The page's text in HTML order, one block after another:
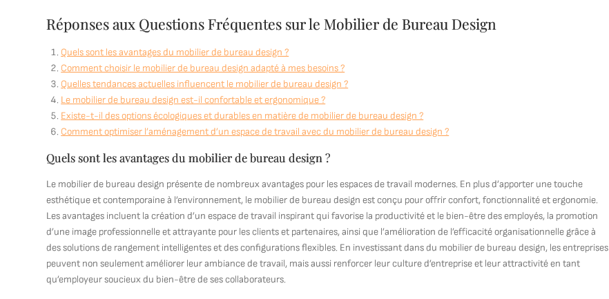
Réponses aux Questions Fréquentes sur le Mobilier de Bureau Design
Quels sont les avantages du mobilier de bureau design ?
Comment choisir le mobilier de bureau design adapté à mes besoins ?
Quelles tendances actuelles influencent le mobilier de bureau design ?
Le mobilier de bureau design est-il confortable et ergonomique ?
Existe-t-il des options écologiques et durables en matière de mobilier de bureau design ?
Comment optimiser l’aménagement d’un espace de travail avec du mobilier de bureau design ?
Quels sont les avantages du mobilier de bureau design ?
Le mobilier de bureau design présente de nombreux avantages pour les espaces de travail modernes. En plus d’apporter une touche
esthétique et contemporaine à l’environnement, le mobilier de bureau design est conçu pour offrir confort, fonctionnalité et ergonomie.
Les avantages incluent la création d’un espace de travail inspirant qui favorise la productivité et le bien-être des employés, la promotion
d’une image professionnelle et attrayante pour les clients et partenaires, ainsi que l’amélioration de l’efficacité organisationnelle grâce à
des solutions de rangement intelligentes et des configurations flexibles. En investissant dans du mobilier de bureau design, les entreprises
peuvent non seulement améliorer leur ambiance de travail, mais aussi renforcer leur culture d’entreprise et leur attractivité en tant
qu’employeur soucieux du bien-être de ses collaborateurs.